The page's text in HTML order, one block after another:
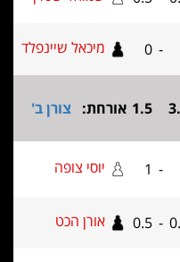
מיכאל שיינפלד
אורחת:צורן ב'
יוסי צופה
אורן הכט